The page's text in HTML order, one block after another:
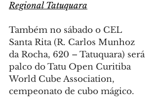
Regional Tatuquara
Também no sábado o CEL
Santa Rita (R. Carlos Munhoz
da Rocha, 620 – Tatuquara) será
palco do Tatu Open Curitiba
World Cube Association,
cempeonato de cubo mágico.